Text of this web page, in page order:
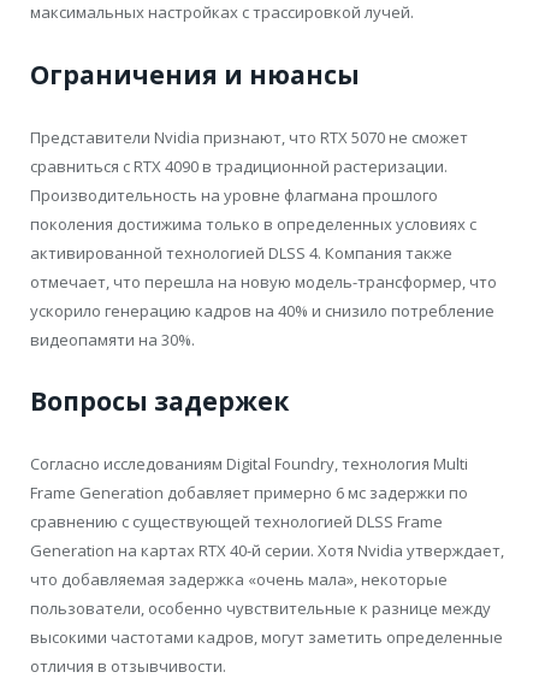
максимальных настройках с трассировкой лучей.
Ограничения и нюансы
Представители Nvidia признают, что RTX 5070 не сможет
сравниться с RTX 4090 в традиционной растеризации.
Производительность на уровне флагмана прошлого
поколения достижима только в определенных условиях с
активированной технологией DLSS 4. Компания также
отмечает, что перешла на новую модель-трансформер, что
ускорило генерацию кадров на 40% и снизило потребление
видеопамяти на 30%.
Вопросы задержек
Согласно исследованиям Digital Foundry, технология Multi
Frame Generation добавляет примерно 6 мс задержки по
сравнению с существующей технологией DLSS Frame
Generation на картах RTX 40-й серии. Хотя Nvidia утверждает,
что добавляемая задержка «очень мала», некоторые
пользователи, особенно чувствительные к разнице между
высокими частотами кадров, могут заметить определенные
отличия в отзывчивости.